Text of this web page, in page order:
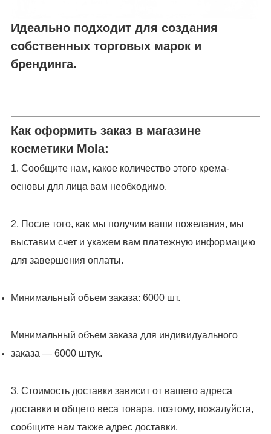
Идеально подходит для создания
собственных торговых марок и
брендинга.
Как оформить заказ в магазине
косметики Mola:
1. Сообщите нам, какое количество этого крема-
основы для лица вам необходимо.
2. После того, как мы получим ваши пожелания, мы
выставим счет и укажем вам платежную информацию
для завершения оплаты.
Минимальный объем заказа: 6000 шт.
Минимальный объем заказа для индивидуального
заказа — 6000 штук.
3. Стоимость доставки зависит от вашего адреса
доставки и общего веса товара, поэтому, пожалуйста,
сообщите нам также адрес доставки.